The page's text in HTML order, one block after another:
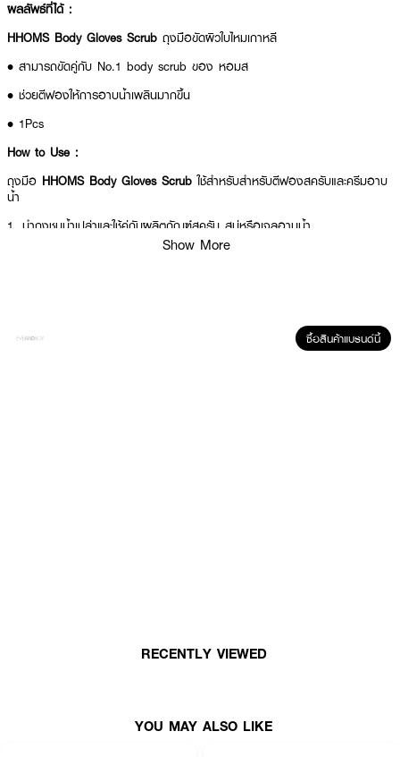
ผลลัพธ์ที่ได้ :
HHOMS Body Gloves Scrub ถุงมือขัดผิวใบไหมเกาหลี
• สามารถขัดคู่กับ No.1 body scrub ของ หอมส
• ช่วยตีฟองให้การอาบน้ำเพลินมากขึ้น
• 1Pcs
How to Use :
ถุงมือ HHOMS Body Gloves Scrubใช้สำหรับสำหรับตีฟองสครับและครีมอาบ
น้ำ
1. นำถุงชุบน้ำเปล่าและใช้คู่กับผลิตภัณฑ์สครับ สบู่หรือเจลอาบน้ำ
Show More
ซื้อสินค้าแบรนด์นี้
RECENTLY VIEWED
YOU MAY ALSO LIKE